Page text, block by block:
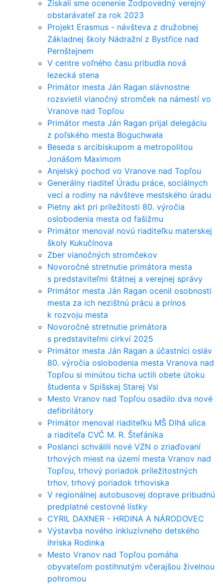
Získali sme ocenenie Zodpovedný verejný
obstarávateľ za rok 2023
Projekt Erasmus - návšteva z družobnej
Základnej školy Nádražní z Bystřice nad
Pernštejnem
V centre voľného času pribudla nová
lezecká stena
Primátor mesta Ján Ragan slávnostne
rozsvietil vianočný stromček na námestí vo
Vranove nad Topľou
Primátor mesta Ján Ragan prijal delegáciu
z poľského mesta Boguchwała
Beseda s arcibiskupom a metropolitou
Jonášom Maximom
Anjelský pochod vo Vranove nad Topľou
Generálny riaditeľ Úradu práce, sociálnych
vecí a rodiny na návšteve mestského úradu
Pietny akt pri príležitosti 80. výročia
oslobodenia mesta od fašižmu
Primátor menoval novú riaditeľku materskej
školy Kukučínova
Zber vianočných stromčekov
Novoročné stretnutie primátora mesta
s predstaviteľmi štátnej a verejnej správy
Primátor mesta Ján Ragan ocenil osobnosti
mesta za ich nezištnú prácu a prínos
k rozvoju mesta
Novoročné stretnutie primátora
s predstaviteľmi cirkví 2025
Primátor mesta Ján Ragan a účastníci osláv
80. výročia oslobodenia mesta Vranova nad
Topľou si minútou ticha uctili obete útoku
študenta v Spišskej Starej Vsi
Mesto Vranov nad Topľou osadilo dva nové
defibrilátory
Primátor menoval riaditeľku MŠ Dlhá ulica
a riaditeľa CVČ M. R. Štefánika
Poslanci schválili nové VZN o zriaďovaní
trhových miest na území mesta Vranov nad
Topľou, trhový poriadok príležitostných
trhov, trhový poriadok trhoviska
V regionálnej autobusovej doprave pribudnú
predplatné cestovné lístky
CYRIL DAXNER - HRDINA A NÁRODOVEC
Výstavba nového inkluzívneho detského
ihriska Rodinka
Mesto Vranov nad Topľou pomáha
obyvateľom postihnutým včerajšou živelnou
pohromou